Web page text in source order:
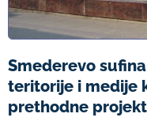
Smederevo
teritorije i medije
prethodne